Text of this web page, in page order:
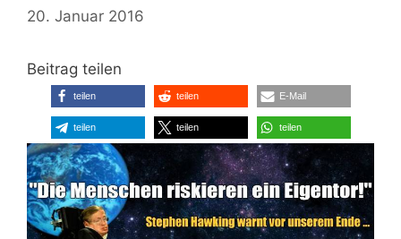
20. Januar 2016
Beitrag teilen
teilen teilen E-Mail
teilen teilen teilen